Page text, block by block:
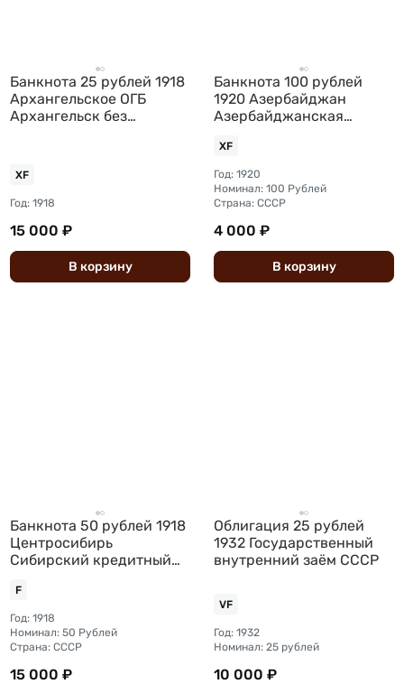
Банкнота 25 рублей 1918
Архангельское ОГБ
Архангельск без
XF
Год: 1918
15 000 ₽
В корзину
Банкнота 100 рублей
1920 Азербайджан
Азербайджанская
XF
Год: 1920
Номинал: 100 Рублей
Страна: СССР
4 000 ₽
В корзину
Банкнота 50 рублей 1918
Центросибирь
Сибирский кредитный
регистрация
F
Год: 1918
Номинал: 50 Рублей
Страна: СССР
15 000 ₽
Облигация 25 рублей
1932 Государственный
внутренний заём СССР
VF
Год: 1932
Номинал: 25 рублей
10 000 ₽